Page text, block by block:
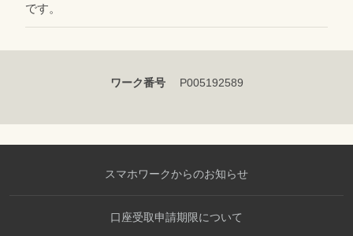
です。
ワーク番号 P005192589
スマホワークからのお知らせ
口座受取申請期限について